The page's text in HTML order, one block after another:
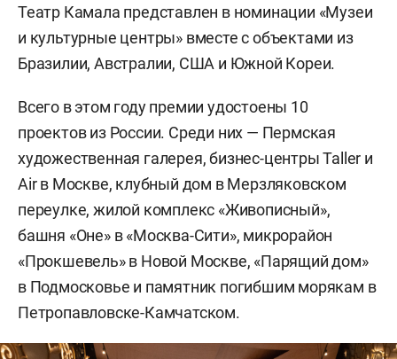
Театр Камала представлен в номинации «Музеи
и культурные центры» вместе с объектами из
Бразилии, Австралии, США и Южной Кореи.
Всего в этом году премии удостоены 10
проектов из России. Среди них — Пермская
художественная галерея, бизнес-центры Taller и
Air в Москве, клубный дом в Мерзляковском
переулке, жилой комплекс «Живописный»,
башня «Оне» в «Москва-Сити», микрорайон
«Прокшевель» в Новой Москве, «Парящий дом»
в Подмосковье и памятник погибшим морякам в
Петропавловске-Камчатском.